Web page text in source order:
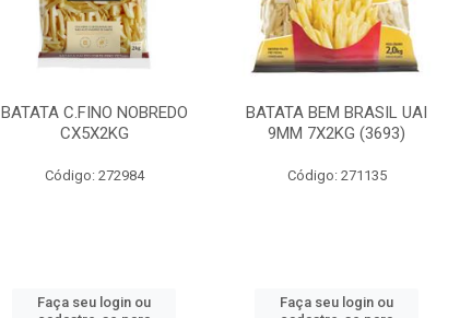
BATATA C.FINO NOBREDO
CX5X2KG
Código: 272984
Faça seu login ou
BATATA BEM BRASIL UAI
9MM 7X2KG (3693)
Código: 271135
Faça seu login ou